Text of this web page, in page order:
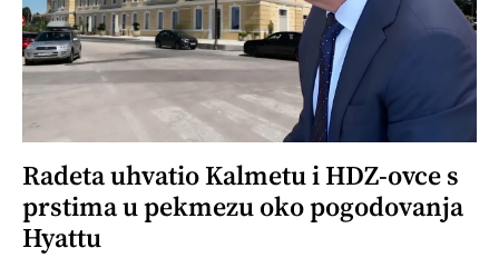
Radeta uhvatio Kalmetu i HDZ-ovce s
prstima u pekmezu oko pogodovanja
Hyattu